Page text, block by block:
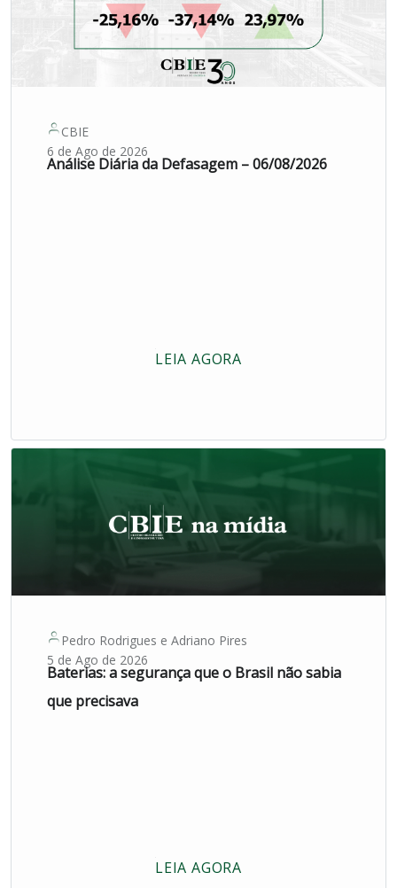
CBIE
6 de Ago de 2026
Análise Diária da Defasagem – 06/08/2026
LEIA AGORA
Pedro Rodrigues e Adriano Pires
5 de Ago de 2026
Baterias: a segurança que o Brasil não sabia
que precisava
LEIA AGORA